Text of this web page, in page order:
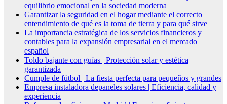
equilibrio emocional en la sociedad moderna
Garantizar la seguridad en el hogar mediante el correcto
entendimiento de qué es la toma de tierra y para qué sirve
La importancia estratégica de los servicios financieros y
contables para la expansión empresarial en el mercado
español
Toldo bajante con guías | Protección solar y estética
garantizada
Cumple de fútbol | La fiesta perfecta para pequeños y grandes
Empresa instaladora depaneles solares | Eficiencia, calidad y
experiencia